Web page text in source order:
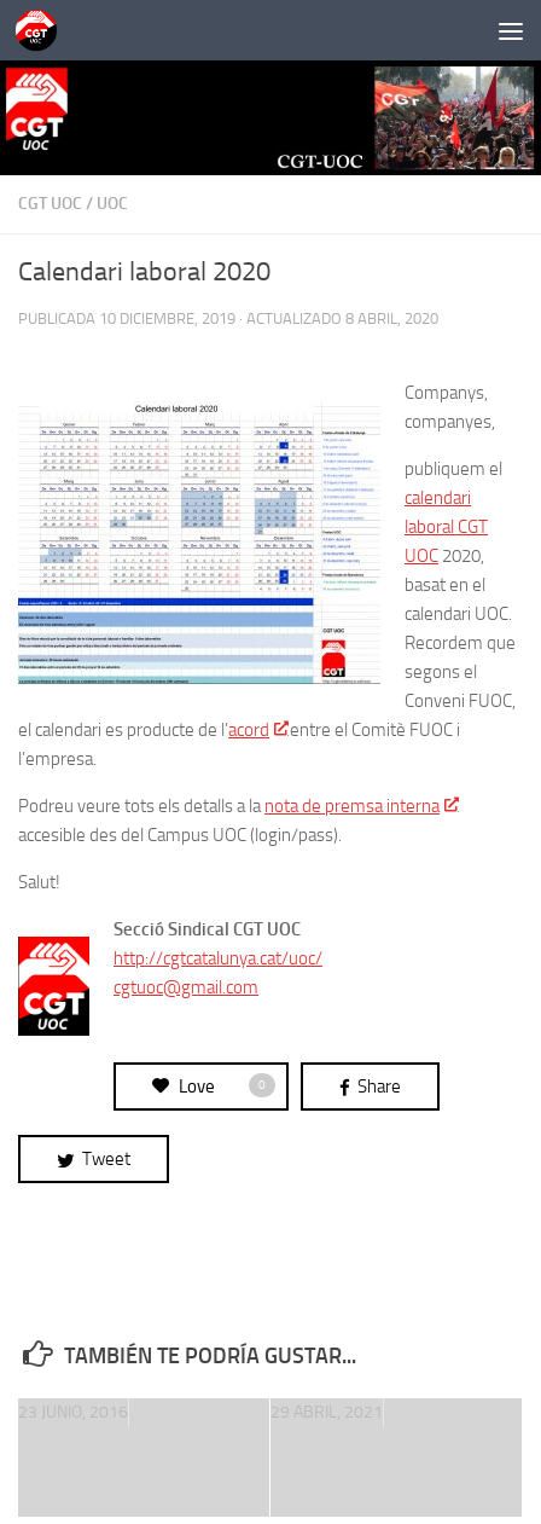
Saltar al contenido
CGT UOC / UOC
Calendari laboral 2020
PUBLICADA 10 DICIEMBRE, 2019 · ACTUALIZADO 8 ABRIL, 2020
Companys,
companyes,
publiquem el
calendari
laboral CGT
UOC 2020,
basat en el
calendari UOC.
Recordem que
segons el
Conveni FUOC,
el calendari es producte de l’acord
entre el Comitè FUOC i
l’empresa.
Podreu veure tots els detalls a la nota de premsa interna
accesible des del Campus UOC (login/pass).
Salut!
Secció Sindical CGT UOC
http://cgtcatalunya.cat/uoc/
cgtuoc@gmail.com
Love 0 Share
Tweet
TAMBIÉN TE PODRÍA GUSTAR...
23 JUNIO, 2016 29 ABRIL, 2021